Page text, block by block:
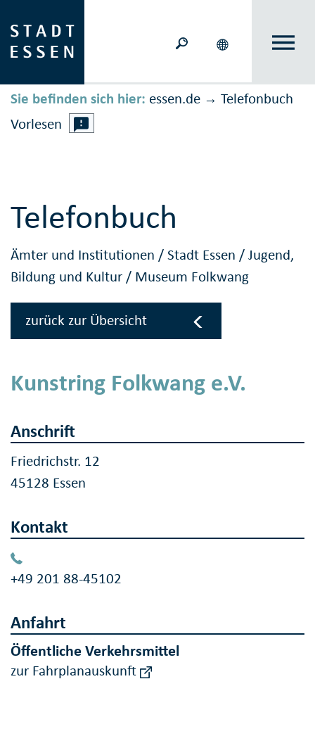
Sie befinden sich hier: essen.de → Telefonbuch
Vorlesen
Telefonbuch
Ämter und Institutionen /Stadt Essen /Jugend,
Bildung und Kultur / Museum Folkwang
zurück zur Übersicht
Kunstring Folkwang e.V.
Anschrift
Friedrichstr. 12
45128 Essen
Kontakt
+49 201 88-45102
Anfahrt
Öffentliche Verkehrsmittel
zur Fahrplanauskunft